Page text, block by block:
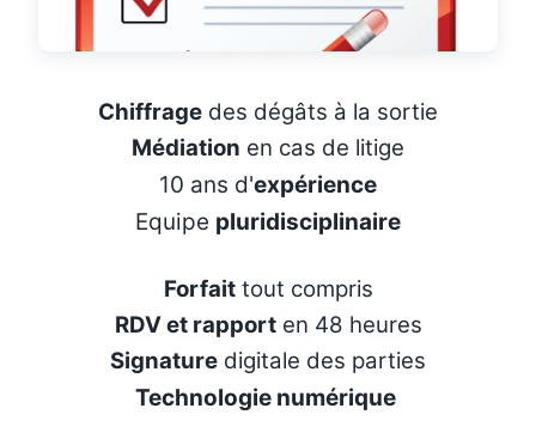
Chiffrage des dégâts à la sortie
Médiation en cas de litige
10 ans d'expérience
Equipe pluridisciplinaire
Forfaittout compris
RDV et rapporten 48 heures
Signature digitale des parties
Technologie numérique